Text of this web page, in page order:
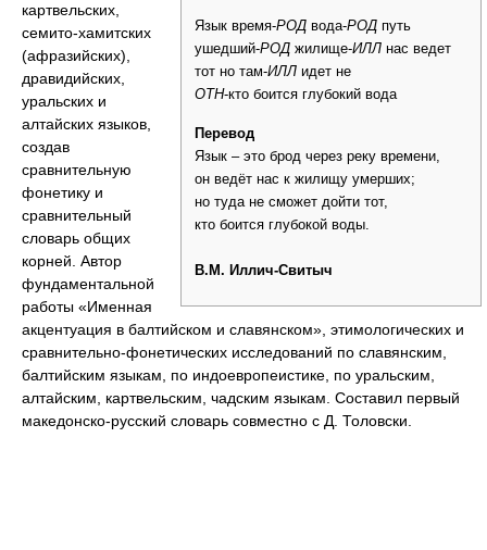
Язык время-РОД вода-РОД путь
ушедший-РОД жилище-ИЛЛ нас ведет
тот но там-ИЛЛ идет не
ОТН-кто боится глубокий вода
Перевод
Язык – это брод через реку времени,
он ведёт нас к жилищу умерших;
но туда не сможет дойти тот,
кто боится глубокой воды.
В.М. Иллич-Свитыч
картвельских,
семито-хамитских
(афразийских),
дравидийских,
уральских и
алтайских языков,
создав
сравнительную
фонетику и
сравнительный
словарь общих
корней. Автор
фундаментальной
работы «Именная
акцентуация в балтийском и славянском», этимологических и
сравнительно-фонетических исследований по славянским,
балтийским языкам, по индоевропеистике, по уральским,
алтайским, картвельским, чадским языкам. Составил первый
македонско-русский словарь совместно с Д. Толовски.